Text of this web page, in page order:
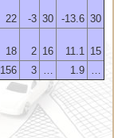
22 -3 30 -13.6 30
18 2 16 11.1 15
156 3 … 1.9 …